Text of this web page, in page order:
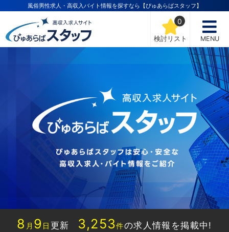
風俗男性求人・高収入バイト情報を探すなら【ぴゅあらばスタッフ】
検討リスト
0
MENU
8 月 9 日 更新 3,253件の求人情報を掲載中!